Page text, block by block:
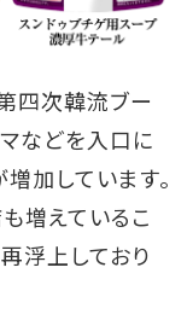
四次韓流ブー
などを入口に
加しています。
増えているこ
浮上しており